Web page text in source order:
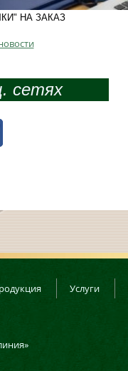
НА ЗАКАЗ
сетях
Услуги